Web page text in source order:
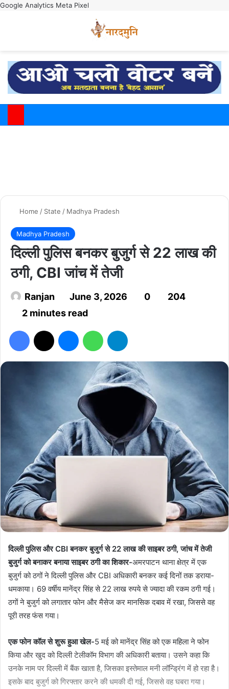
Google Analytics Meta Pixel
Home / State / Madhya Pradesh
Madhya Pradesh
दिल्ली पुलिस बनकर बुजुर्ग से 22 लाख की
ठगी, CBI जांच में तेजी
Ranjan June 3, 2026 0
204
2 minutes read
दिल्ली पुलिस और CBI बनकर बुजुर्ग से 22 लाख की साइबर ठगी, जांच में तेजी
बुजुर्ग को बनाकर बनाया साइबर ठगी का शिकार-अमरपाटन थाना क्षेत्र में एक
बुजुर्ग को ठगों ने दिल्ली पुलिस और CBI अधिकारी बनकर कई दिनों तक डराया-
धमकाया। 69 वर्षीय मानेंद्र सिंह से 22 लाख रुपये से ज्यादा की रकम ठगी गई।
ठगों ने बुजुर्ग को लगातार फोन और मैसेज कर मानसिक दबाव में रखा, जिससे वह
पूरी तरह फंस गया।
एक फोन कॉल से शुरू हुआ खेल-5 मई को मानेंद्र सिंह को एक महिला ने फोन
किया और खुद को दिल्ली टेलीकॉम विभाग की अधिकारी बताया। उसने कहा कि
उनके नाम पर दिल्ली में बैंक खाता है, जिसका इस्तेमाल मनी लॉन्ड्रिंग में हो रहा है।
इसके बाद बुजुर्ग को गिरफ्तार करने की धमकी दी गई, जिससे वह घबरा गया।